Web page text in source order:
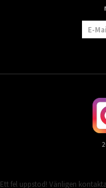
Ett fel uppstod! Vänligen